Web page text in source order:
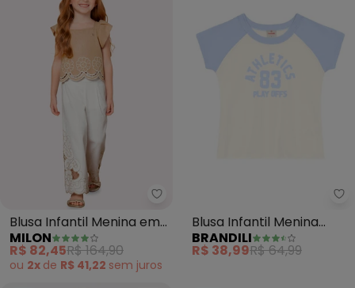
Milon - Blusa Infantil Menina
Blusa Infantil Menina em
Linho Milon (Bege)
MILON
R$ 82,45R$ 164,90
ou 2x de R$ 41,22 sem juros
Blusa Infantil Menina
Estampada (Natural)
BRANDILI
R$ 38,99R$ 64,99